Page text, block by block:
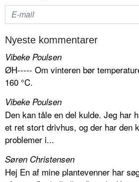
Nyeste kommentarer
Vibeke Poulsen
ØH----- Om vinteren bør
160 °C.
Vibeke Poulsen
Den kan tåle en del kulde. Jeg har
et ret stort drivhus, og der har den
problemer i...
Søren Christensen
Hej En af mine plantevenner har